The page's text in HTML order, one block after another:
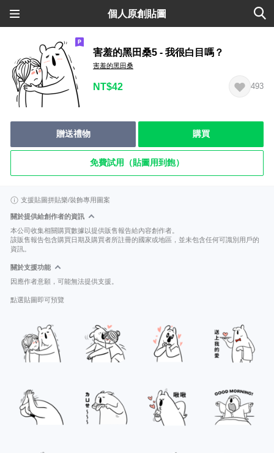
個人原創貼圖
害羞的黑田桑5 - 我很白目嗎？
害羞的黑田桑
NT$42 493
贈送禮物 購買
免費試用（貼圖用到飽）
支援貼圖拼貼樂/裝飾專用圖案
關於提供給創作者的資訊
本公司收集相關購買數據以提供販售報告給內容創作者。
該販售報告包含購買日期及購買者所註冊的國家或地區，並未包含任何可識別用戶的
資訊。
關於支援功能
因應作者意願，可能無法提供支援。
點選貼圖即可預覽